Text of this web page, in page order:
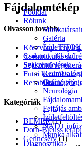
Főoldal
Rólunk
Galéria
ÍzüleTITOK
Szakmai cikkek
Szakrendelések
Neurológia
Fejfájás
NAD+
Munka
Diagnosztika
Fájdalomtékép
Olvasson tovább
Köszvény: tényleg
Csontritkulás
Sejtszintű
Futni kezdtél
Rehabilitáció
Kategóriák
BEMER(1)
Dorn-Breuss
Gerincsérv(1)